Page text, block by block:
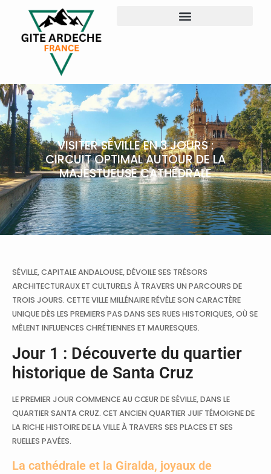
VISITER SÉVILLE EN 3 JOURS :
CIRCUIT OPTIMAL AUTOUR DE LA
MAJESTUEUSE CATHÉDRALE
SÉVILLE, CAPITALE ANDALOUSE, DÉVOILE SES TRÉSORS
ARCHITECTURAUX ET CULTURELS À TRAVERS UN PARCOURS DE
TROIS JOURS. CETTE VILLE MILLÉNAIRE RÉVÈLE SON CARACTÈRE
UNIQUE DÈS LES PREMIERS PAS DANS SES RUES HISTORIQUES, OÙ SE
MÊLENT INFLUENCES CHRÉTIENNES ET MAURESQUES.
Jour 1 : Découverte du quartier
historique de Santa Cruz
LE PREMIER JOUR COMMENCE AU CŒUR DE SÉVILLE, DANS LE
QUARTIER SANTA CRUZ. CET ANCIEN QUARTIER JUIF TÉMOIGNE DE
LA RICHE HISTOIRE DE LA VILLE À TRAVERS SES PLACES ET SES
RUELLES PAVÉES.
La cathédrale et la Giralda, joyaux de